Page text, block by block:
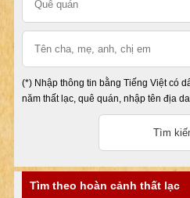
(*) Nhập thông tin bằng Tiếng Việt có
năm thất lạc, quê quán, nhập tên địa
Tìm theo hoàn cảnh thất lạc